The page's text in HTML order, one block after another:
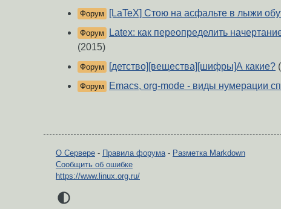
Форум [LaTeX] Стою на асфальте в лыжи
Форум
Latex: как переопределить
(2015)
Форум [детство][вещества][шифры]А какие?
Форум Emacs, org-mode - виды нумерации
О Сервере - Правила форума- Разметка Markdown
Сообщить об ошибке
https://www.linux.org.ru/